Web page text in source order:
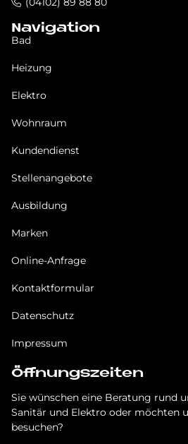
Navigation
Bad
Heizung
Elektro
Wohnraum
Kundendienst
Stellenangebote
Ausbildung
Marken
Online-Anfrage
Kontaktformular
Datenschutz
Impressum
Öffnungszeiten
Sie wünschen eine Beratung rund
Sanitär und Elektro oder möchten
besuchen?